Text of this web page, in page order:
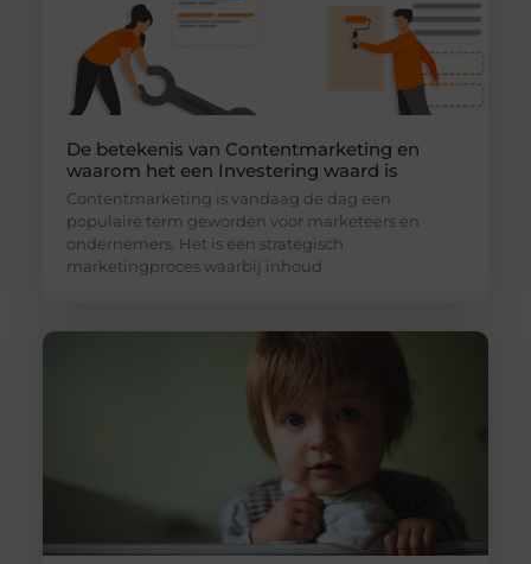
De betekenis van Contentmarketing en
waarom het een Investering waard is
Contentmarketing is vandaag de dag een
populaire term geworden voor marketeers en
ondernemers. Het is een strategisch
marketingproces waarbij inhoud